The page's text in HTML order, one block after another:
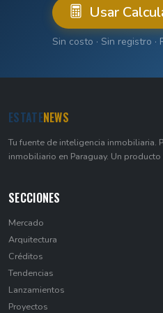
Usar
Sin costo · Sin registro
ESTATENEWS
Tu fuente de inteligencia inmobiliaria.
inmobiliario en Paraguay. Un
SECCIONES
Mercado
Arquitectura
Créditos
Tendencias
Lanzamientos
Proyectos